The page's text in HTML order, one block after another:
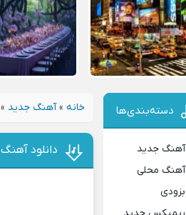
خانه »آهنگ جدید »
دانلود
دسته‌بندی‌ها
آهنگ جدید
آهنگ محلی
بزودی